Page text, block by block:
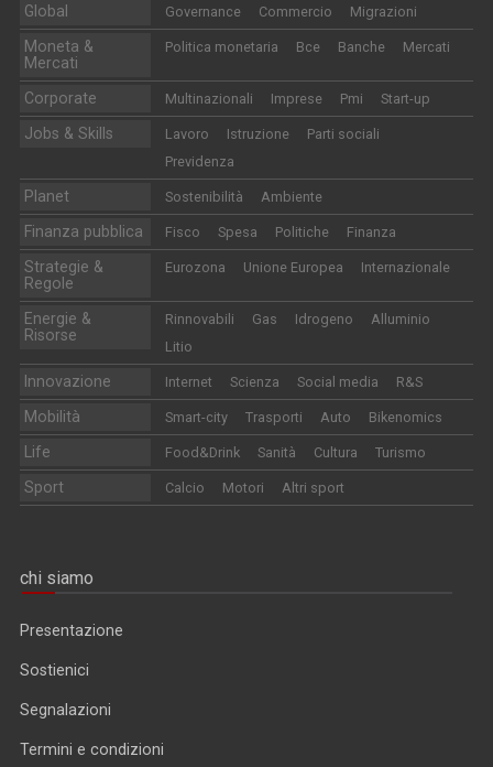
Global Governance Commercio Migrazioni
Moneta &
Mercati
Politica monetaria Bce Banche Mercati
Corporate Multinazionali Imprese Pmi Start-up
Jobs & Skills Lavoro Istruzione
Parti sociali
Previdenza
Planet Sostenibilità Ambiente
Finanza pubblica Fisco Spesa Politiche Finanza
Strategie &
Regole
Eurozona Unione Europea Internazionale
Energie &
Risorse
Rinnovabili Gas Idrogeno
Alluminio
Litio
Innovazione Internet Scienza Social media R&S
Mobilità Smart-city Trasporti Auto Bikenomics
Life Food&Drink Sanità Cultura Turismo
Sport Calcio Motori Altri sport
chi siamo
Presentazione
Sostienici
Segnalazioni
Termini e condizioni